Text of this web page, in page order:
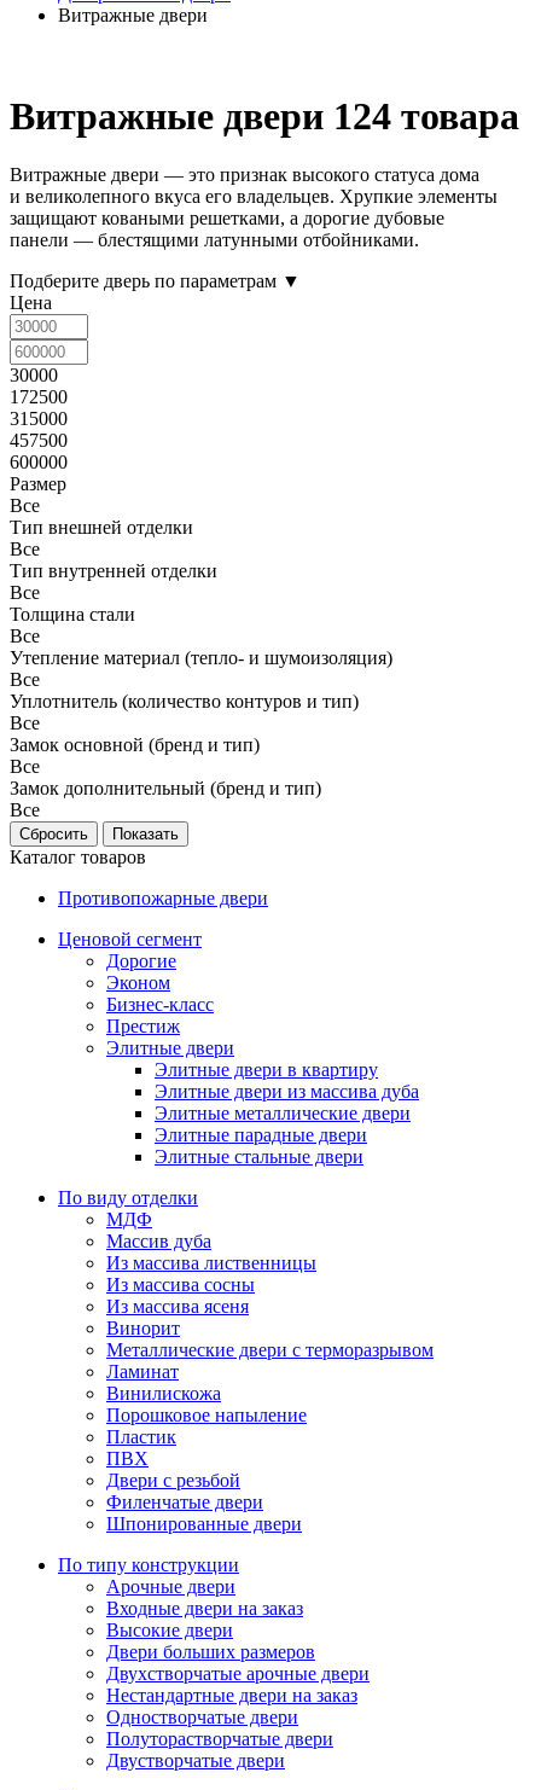
Витражные двери
Витражные двери 124 товара
Витражные двери — это признак высокого статуса дома
и великолепного вкуса его владельцев. Хрупкие элементы
защищают коваными решетками, а дорогие дубовые
панели — блестящими латунными отбойниками.
Подберите дверь по параметрам ▼
Цена
30000
172500
315000
457500
600000
Размер
Все
Тип внешней отделки
Все
Тип внутренней отделки
Все
Толщина стали
Все
Утепление материал (тепло- и шумоизоляция)
Все
Уплотнитель (количество контуров и тип)
Все
Замок основной (бренд и тип)
Все
Замок дополнительный (бренд и тип)
Все
Каталог товаров
Противопожарные двери
Ценовой сегмент
Дорогие
Эконом
Бизнес-класс
Престиж
Элитные двери
Элитные двери в квартиру
Элитные двери из массива дуба
Элитные металлические двери
Элитные парадные двери
Элитные стальные двери
По виду отделки
МДФ
Массив дуба
Из массива лиственницы
Из массива сосны
Из массива ясеня
Винорит
Металлические двери с терморазрывом
Ламинат
Винилискожа
Порошковое напыление
Пластик
ПВХ
Двери с резьбой
Филенчатые двери
Шпонированные двери
По типу конструкции
Арочные двери
Входные двери на заказ
Высокие двери
Двери больших размеров
Двухстворчатые арочные двери
Нестандартные двери на заказ
Одностворчатые двери
Полуторастворчатые двери
Двустворчатые двери